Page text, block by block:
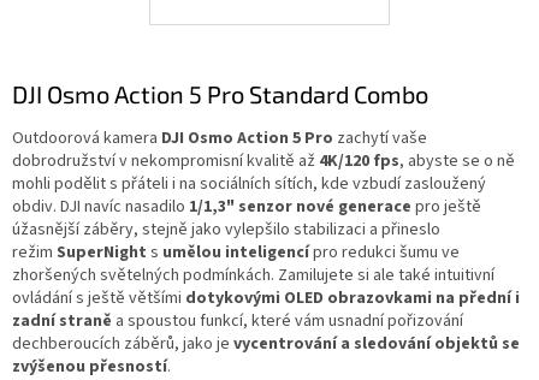
DJI Osmo Action 5 Pro Standard Combo
Outdoorová kamera DJI Osmo Action 5 Pro zachytí vaše
dobrodružství v nekompromisní kvalitě až 4K/120 fps, abyste se o ně
mohli podělit s přáteli i na sociálních sítích, kde vzbudí zasloužený
obdiv. DJI navíc nasadilo 1/1,3" senzor nové generace pro ještě
úžasnější záběry, stejně jako vylepšilo stabilizaci a přineslo
režim SuperNight s umělou inteligencípro redukci šumu ve
zhoršených světelných podmínkách. Zamilujete si ale také intuitivní
ovládání s ještě většími dotykovými OLED obrazovkami na přední i
zadní straně a spoustou funkcí, které vám usnadní pořizování
dechberoucích záběrů, jako je vycentrování a sledování objektů se
zvýšenou přesností.